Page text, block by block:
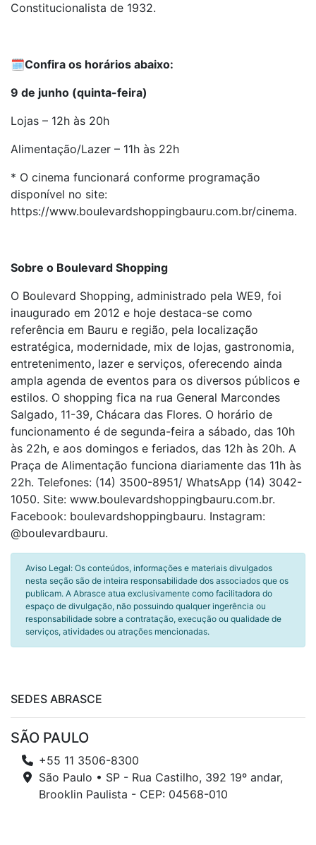
Constitucionalista de 1932.
🗓️Confira os horários abaixo:
9 de junho (quinta-feira)
Lojas – 12h às 20h
Alimentação/Lazer – 11h às 22h
* O cinema funcionará conforme programação
disponível no site:
https://www.boulevardshoppingbauru.com.br/cinema.
Sobre o Boulevard Shopping
O Boulevard Shopping, administrado pela WE9, foi
inaugurado em 2012 e hoje destaca-se como
referência em Bauru e região, pela localização
estratégica, modernidade, mix de lojas, gastronomia,
entretenimento, lazer e serviços, oferecendo ainda
ampla agenda de eventos para os diversos públicos e
estilos. O shopping fica na rua General Marcondes
Salgado, 11-39, Chácara das Flores. O horário de
funcionamento é de segunda-feira a sábado, das 10h
às 22h, e aos domingos e feriados, das 12h às 20h. A
Praça de Alimentação funciona diariamente das 11h às
22h. Telefones: (14) 3500-8951/ WhatsApp (14) 3042-
1050. Site: www.boulevardshoppingbauru.com.br.
Facebook: boulevardshoppingbauru. Instagram:
@boulevardbauru.
Aviso Legal: Os conteúdos, informações e materiais divulgados
nesta seção são de inteira responsabilidade dos associados que os
publicam. A Abrasce atua exclusivamente como facilitadora do
espaço de divulgação, não possuindo qualquer ingerência ou
responsabilidade sobre a contratação, execução ou qualidade de
serviços, atividades ou atrações mencionadas.
SEDES ABRASCE
SÃO PAULO
+55 11 3506-8300
São Paulo • SP - Rua Castilho, 392 19º andar,
Brooklin Paulista - CEP: 04568-010